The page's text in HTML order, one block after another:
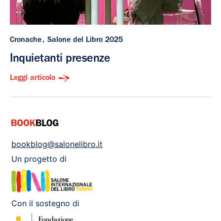
Cronache Salone del Libro 2025
Inquietanti presenze
Leggi articolo
bookblog@salonelibro.it
Un progetto di
Con il sostegno di